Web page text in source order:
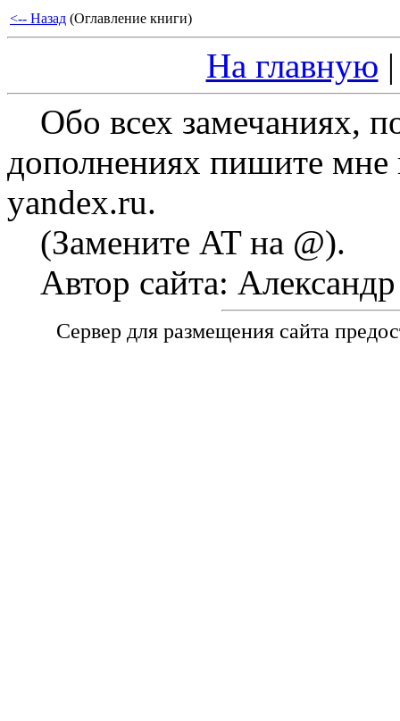
<-- Назад (Оглавление книги)
На главную
Обо всех замечаниях,
дополнениях пишите мне
yandex.ru.
(Замените AT на @).
Автор сайта:
Сервер для размещения сайта